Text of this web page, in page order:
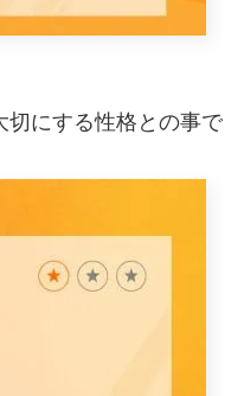
切にする性格との事で